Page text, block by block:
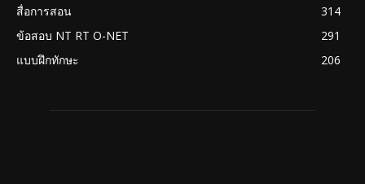
สื่อการสอน
314
ข้อสอบ NT RT O-NET
291
แบบฝึกทักษะ
206